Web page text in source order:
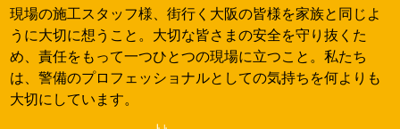
現場の施工スタッフ様、街行く大阪の皆様を家族と同じよ
うに大切に想うこと。大切な皆さまの安全を守り抜くた
め、責任をもって一つひとつの現場に立つこと。私たち
は、警備のプロフェッショナルとしての気持ちを何よりも
大切にしています。